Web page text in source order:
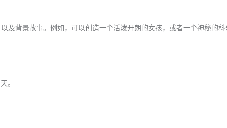
及背景故事。例如，可以创造一个活泼开朗的女孩，或者一个神秘的科
。